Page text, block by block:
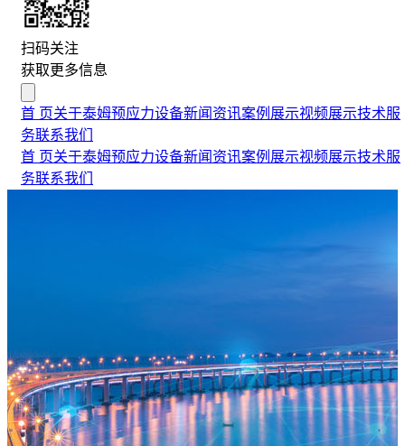
扫码关注
获取更多信息
首 页关于泰姆预应力设备新闻资讯案例展示视频展示技术服
务联系我们
首 页关于泰姆预应力设备新闻资讯案例展示视频展示技术服
务联系我们